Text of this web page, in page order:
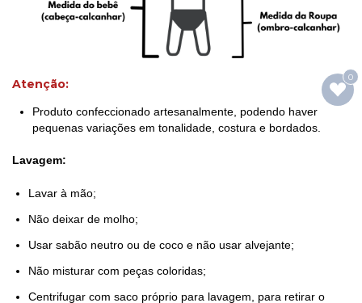
Atenção:
Produto confeccionado artesanalmente, podendo haver
pequenas variações em tonalidade, costura e bordados.
Lavagem:
Lavar à mão;
Não deixar de molho;
Usar sabão neutro ou de coco e não usar alvejante;
Não misturar com peças coloridas;
Centrifugar com saco próprio para lavagem, para retirar o
0